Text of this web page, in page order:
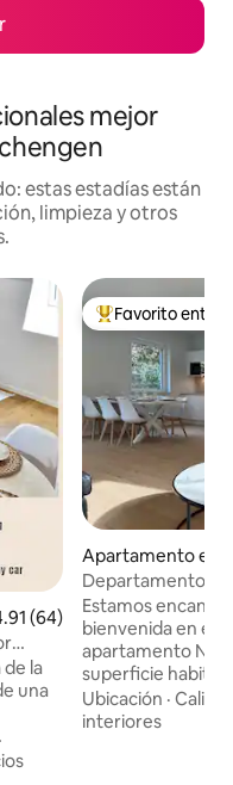
mejor
estas estadías están
limpieza y otros
promedio: 4.91 de
(64)
la
Favorito entre
Favorito entre
Apartamento en
Departamento
camas, 6
Estamos
bienvenida en
apartamento
superficie
m2 de terrazas
y 2
Ubicación ·
interiores